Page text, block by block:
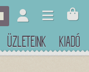
ÜZLETEINK KIADÓ